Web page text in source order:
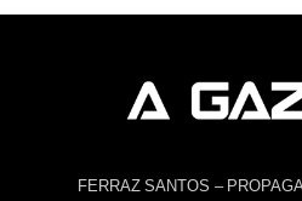
FERRAZ SANTOS –